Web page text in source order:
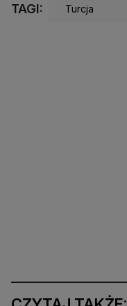
TAGI: Turcja